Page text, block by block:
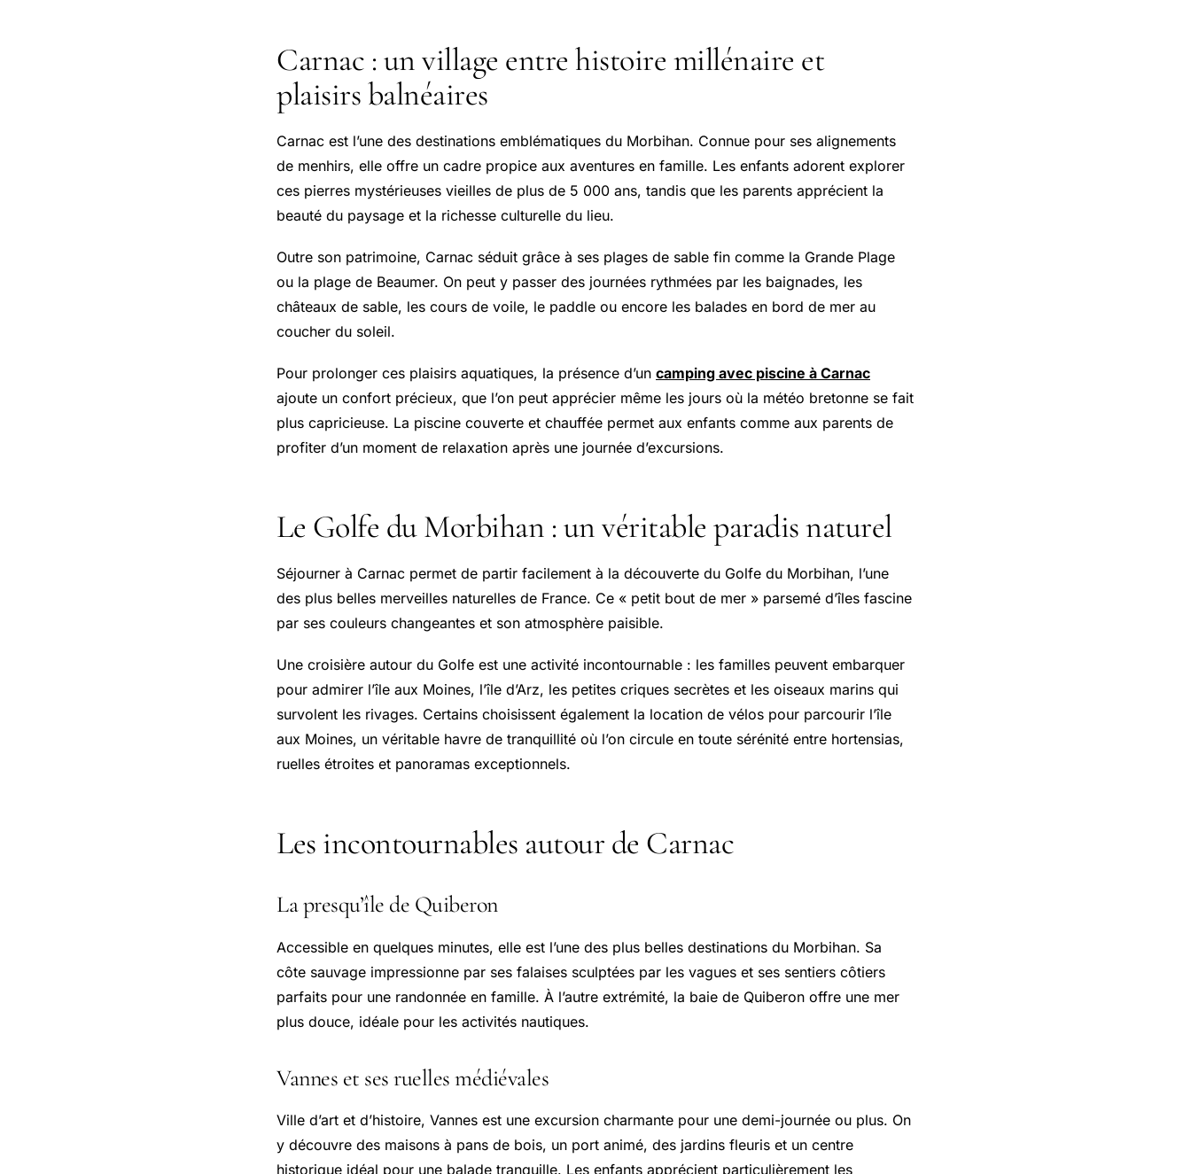
Carnac : un village entre histoire millénaire et
plaisirs balnéaires
Carnac est l’une des destinations emblématiques du Morbihan. Connue pour ses alignements
de menhirs, elle offre un cadre propice aux aventures en famille. Les enfants adorent explorer
ces pierres mystérieuses vieilles de plus de 5 000 ans, tandis que les parents apprécient la
beauté du paysage et la richesse culturelle du lieu.
Outre son patrimoine, Carnac séduit grâce à ses plages de sable fin comme la Grande Plage
ou la plage de Beaumer. On peut y passer des journées rythmées par les baignades, les
châteaux de sable, les cours de voile, le paddle ou encore les balades en bord de mer au
coucher du soleil.
Pour prolonger ces plaisirs aquatiques, la présence d’un camping avec piscine à Carnac
ajoute un confort précieux, que l’on peut apprécier même les jours où la météo bretonne se fait
plus capricieuse. La piscine couverte et chauffée permet aux enfants comme aux parents de
profiter d’un moment de relaxation après une journée d’excursions.
Le Golfe du Morbihan : un véritable paradis naturel
Séjourner à Carnac permet de partir facilement à la découverte du Golfe du Morbihan, l’une
des plus belles merveilles naturelles de France. Ce « petit bout de mer » parsemé d’îles fascine
par ses couleurs changeantes et son atmosphère paisible.
Une croisière autour du Golfe est une activité incontournable : les familles peuvent embarquer
pour admirer l’île aux Moines, l’île d’Arz, les petites criques secrètes et les oiseaux marins qui
survolent les rivages. Certains choisissent également la location de vélos pour parcourir l’île
aux Moines, un véritable havre de tranquillité où l’on circule en toute sérénité entre hortensias,
ruelles étroites et panoramas exceptionnels.
Les incontournables autour de Carnac
La presqu’île de Quiberon
Accessible en quelques minutes, elle est l’une des plus belles destinations du Morbihan. Sa
côte sauvage impressionne par ses falaises sculptées par les vagues et ses sentiers côtiers
parfaits pour une randonnée en famille. À l’autre extrémité, la baie de Quiberon offre une mer
plus douce, idéale pour les activités nautiques.
Vannes et ses ruelles médiévales
Ville d’art et d’histoire, Vannes est une excursion charmante pour une demi-journée ou plus. On
y découvre des maisons à pans de bois, un port animé, des jardins fleuris et un centre
historique idéal pour une balade tranquille. Les enfants apprécient particulièrement les